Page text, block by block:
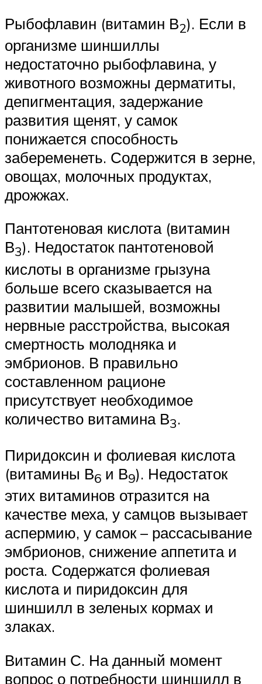
Рыбофлавин (витамин В2). Если в
организме шиншиллы
недостаточно рыбофлавина, у
животного возможны дерматиты,
депигментация, задержание
развития щенят, у самок
понижается способность
забеременеть. Содержится в зерне,
овощах, молочных продуктах,
дрожжах.
Пантотеновая кислота (витамин
В3). Недостаток пантотеновой
кислоты в организме грызуна
больше всего сказывается на
развитии малышей, возможны
нервные расстройства, высокая
смертность молодняка и
эмбрионов. В правильно
составленном рационе
присутствует необходимое
количество витамина В3.
Пиридоксин и фолиевая кислота
(витамины В6 и В9). Недостаток
этих витаминов отразится на
качестве меха, у самцов вызывает
аспермию, у самок – рассасывание
эмбрионов, снижение аппетита и
роста. Содержатся фолиевая
кислота и пиридоксин для
шиншилл в зеленых кормах и
злаках.
Витамин С. На данный момент
вопрос о потребности шиншилл в